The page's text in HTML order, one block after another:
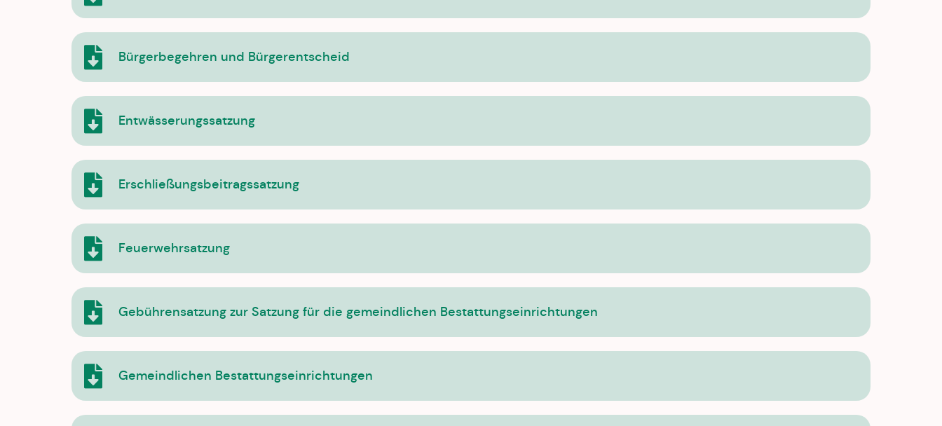
Bürgerbegehren und Bürgerentscheid
Entwässerungssatzung
Erschließungsbeitragssatzung
Feuerwehrsatzung
Gebührensatzung zur Satzung für die gemeindlichen Bestattungseinrichtungen
Gemeindlichen Bestattungseinrichtungen